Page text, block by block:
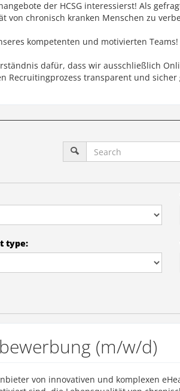
der HCSG interessierst! Als
von chronisch kranken Menschen zu
kompetenten und motivierten Teams!
dafür, dass wir ausschließlich
Recruitingprozess transparent und sicher
type:
(m/w/d)
von innovativen und komplexen